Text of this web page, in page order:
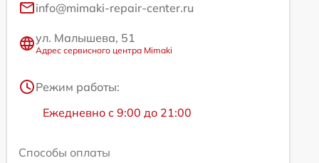
info@mimaki-repair-center.ru
ул. Малышева, 51
Адрес сервисного центра Mimaki
Режим работы:
Ежедневно с 9:00 до 21:00
Способы оплаты